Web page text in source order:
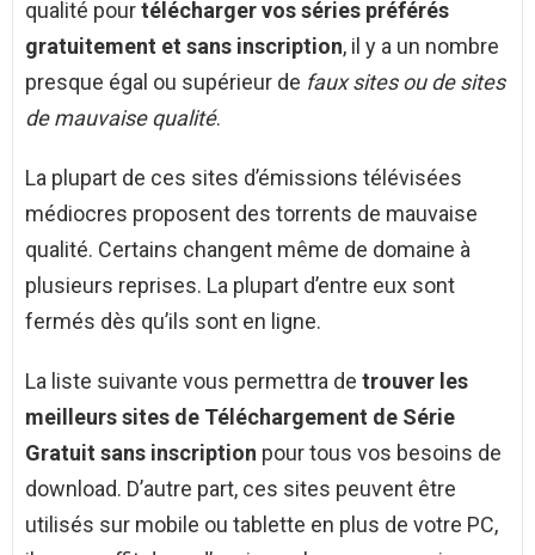
qualité pourtélécharger vos séries préférés
gratuitement et sans inscription, il y a un nombre
presque égal ou supérieur de faux sites ou de sites
de mauvaise qualité.
La plupart de ces sites d’émissions télévisées
médiocres proposent des torrents de mauvaise
qualité. Certains changent même de domaine à
plusieurs reprises. La plupart d’entre eux sont
fermés dès qu’ils sont en ligne.
La liste suivante vous permettra de trouver les
meilleurs sites de Téléchargement de Série
Gratuit sans inscription pour tous vos besoins de
download. D’autre part, ces sites peuvent être
utilisés sur mobile ou tablette en plus de votre PC,